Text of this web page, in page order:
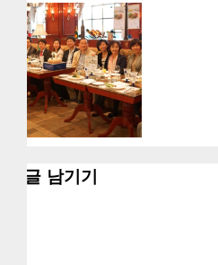
댓글 남기기